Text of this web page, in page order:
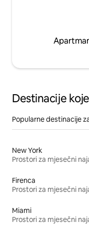
Destinacije
Popularne destinacije
New York
Prostori za mjesečni
Firenca
Prostori za mjesečni
Miami
Prostori za mjesečni